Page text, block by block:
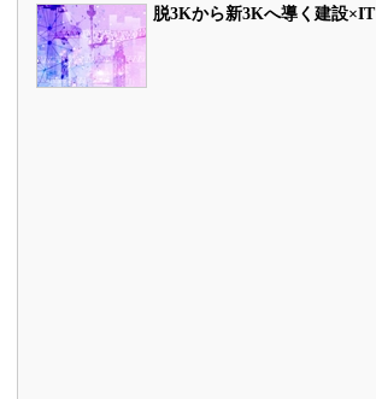
脱3Kから新3Kへ導く建設×IT